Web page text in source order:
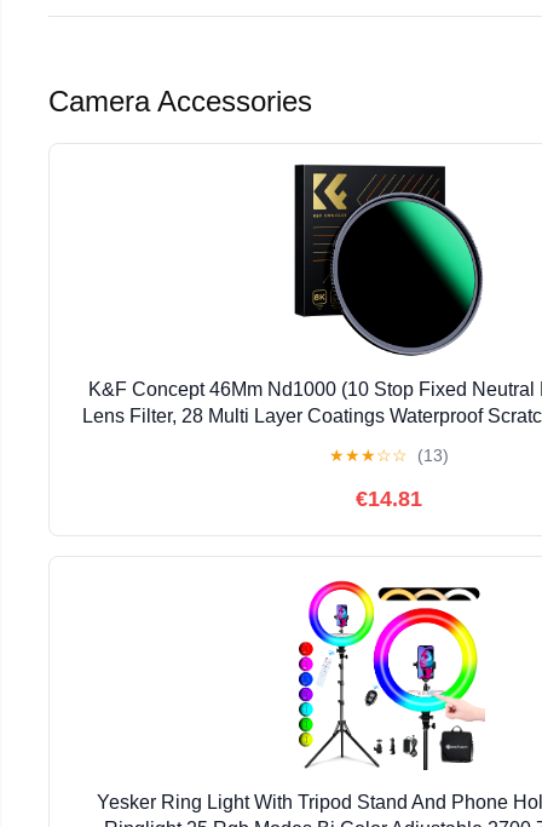
Camera Accessories
K&F Concept 46Mm Nd1000 (10 Stop Fixed Neutral
Lens Filter, 28 Multi Layer Coatings Waterproof
★★★☆☆ (13)
€14.81
Yesker Ring Light With Tripod Stand And Phone